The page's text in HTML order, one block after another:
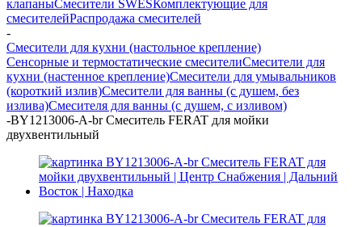
клапаныСмесители SWESКомплектующие для
смесителейРаспродажа смесителей
-
Смесители для кухни (настольное крепление)
Сенсорные и термостатические смесителиСмесители для
кухни (настенное крепление)Смесители для умывальников
(короткий излив)Смесители для ванны (с душем, без
излива)Смесителя для ванны (с душем, с изливом)
-BY1213006-A-br Смеситель FERAT для мойки
двухвентильный